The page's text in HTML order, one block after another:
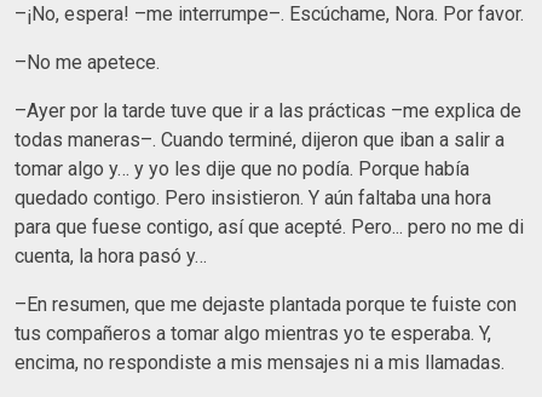
–¡No, espera! –me interrumpe–. Escúchame, Nora. Por favor.
–No me apetece.
–Ayer por la tarde tuve que ir a las prácticas –me explica de
todas maneras–. Cuando terminé, dijeron que iban a salir a
tomar algo y… y yo les dije que no podía. Porque había
quedado contigo. Pero insistieron. Y aún faltaba una hora
para que fuese contigo, así que acepté. Pero... pero no me di
cuenta, la hora pasó y…
–En resumen, que me dejaste plantada porque te fuiste con
tus compañeros a tomar algo mientras yo te esperaba. Y,
encima, no respondiste a mis mensajes ni a mis llamadas.